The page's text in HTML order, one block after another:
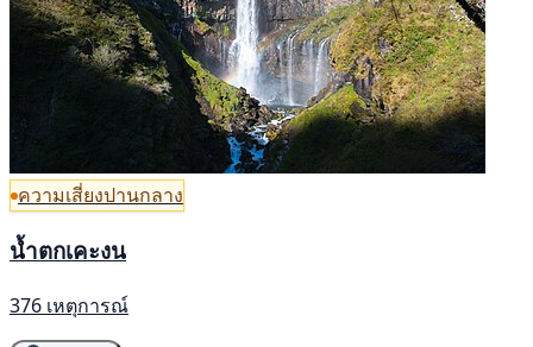
ความเสี่ยงปานกลาง
น้ำตกเคะงน
376 เหตุการณ์